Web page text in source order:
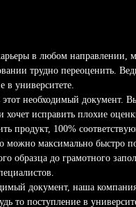
в любом направлении,
трудно переоценить.
в университете.
необходимый документ.
хочет исправить плохие
продукт, 100%
можно максимально
образца до грамотного
документ, наша
то поступление в